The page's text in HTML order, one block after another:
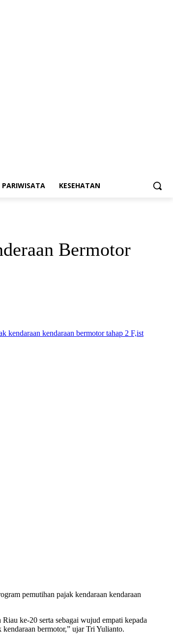
PARIWISATA KESEHATAN
Bermotor
pemutihan pajak kendaraan kendaraan
ke-20 serta sebagai wujud empati kepada
bermotor,” ujar Tri Yulianto.